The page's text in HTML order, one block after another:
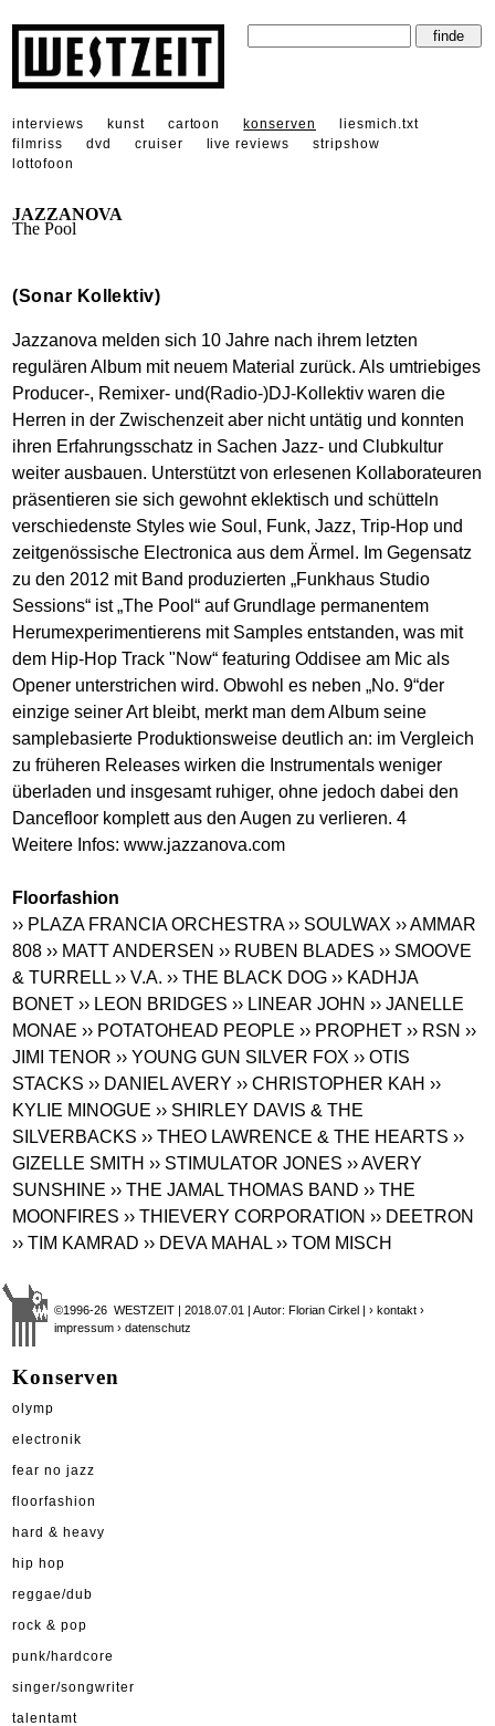
interviews kunst cartoon konserven
liesmich.txt
filmriss
dvd cruiser live reviews
stripshow
lottofoon
JAZZANOVA
The Pool
(Sonar Kollektiv)
Jazzanova melden sich 10 Jahre nach ihrem letzten
regulären Album mit neuem Material zurück. Als umtriebiges
Producer-, Remixer- und(Radio-)DJ-Kollektiv waren die
Herren in der Zwischenzeit aber nicht untätig und konnten
ihren Erfahrungsschatz in Sachen Jazz- und Clubkultur
weiter ausbauen. Unterstützt von erlesenen Kollaborateuren
präsentieren sie sich gewohnt eklektisch und schütteln
verschiedenste Styles wie Soul, Funk, Jazz, Trip-Hop und
zeitgenössische Electronica aus dem Ärmel. Im Gegensatz
zu den 2012 mit Band produzierten „Funkhaus Studio
Sessions“ ist „The Pool“ auf Grundlage permanentem
Herumexperimentierens mit Samples entstanden, was mit
dem Hip-Hop Track "Now“ featuring Oddisee am Mic als
Opener unterstrichen wird. Obwohl es neben „No. 9“der
einzige seiner Art bleibt, merkt man dem Album seine
samplebasierte Produktionsweise deutlich an: im Vergleich
zu früheren Releases wirken die Instrumentals weniger
überladen und insgesamt ruhiger, ohne jedoch dabei den
Dancefloor komplett aus den Augen zu verlieren. 4
Weitere Infos:www.jazzanova.com
Floorfashion
›› PLAZA FRANCIA ORCHESTRA ›› SOULWAX ›› AMMAR
808 ›› MATT ANDERSEN ›› RUBEN BLADES ›› SMOOVE
& TURRELL ›› V.A. ›› THE BLACK DOG ›› KADHJA
BONET ›› LEON BRIDGES ›› LINEAR JOHN ›› JANELLE
MONAE ›› POTATOHEAD PEOPLE ›› PROPHET ›› RSN ››
JIMI TENOR ›› YOUNG GUN SILVER FOX ›› OTIS
STACKS ›› DANIEL AVERY ›› CHRISTOPHER KAH ››
KYLIE MINOGUE ›› SHIRLEY DAVIS & THE
SILVERBACKS ›› THEO LAWRENCE & THE HEARTS ››
GIZELLE SMITH ›› STIMULATOR JONES ›› AVERY
SUNSHINE ›› THE JAMAL THOMAS BAND ›› THE
MOONFIRES ›› THIEVERY CORPORATION ›› DEETRON
›› TIM KAMRAD ›› DEVA MAHAL ›› TOM MISCH
©1996-26 WESTZEIT | 2018.07.01 | Autor: Florian Cirkel |› kontakt ›
impressum › datenschutz
Konserven
olymp
electronik
fear no jazz
floorfashion
hard & heavy
hip hop
reggae/dub
rock & pop
punk/hardcore
singer/songwriter
talentamt